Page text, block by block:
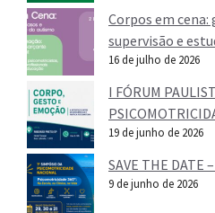
Corpos em cena:
supervisão e
16 de julho de 2026
I FÓRUM
19 de junho de 2026
SAVE THE DATE
9 de junho de 2026